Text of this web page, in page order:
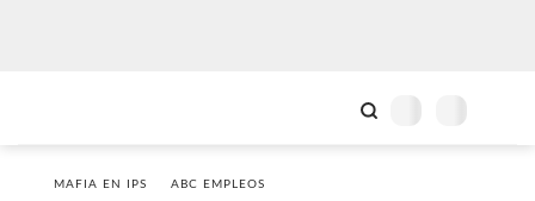
MAFIA EN IPS ABC EMPLEOS